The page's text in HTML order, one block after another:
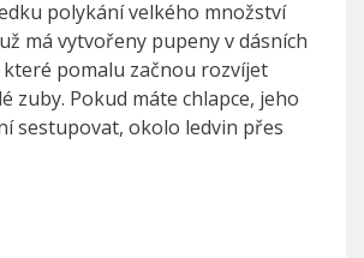
polykání velkého množství
má vytvořeny pupeny v dásních
pomalu začnou rozvíjet
zuby. Pokud máte chlapce, jeho
sestupovat, okolo ledvin přes